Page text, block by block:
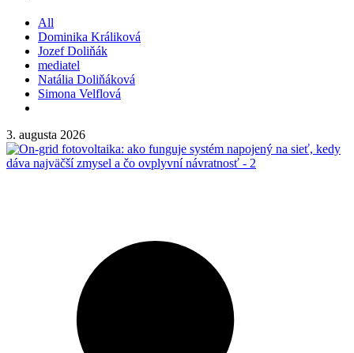
All
Dominika Králiková
Jozef Doliňák
mediatel
Natália Doliňáková
Simona Velflová
3. augusta 2026